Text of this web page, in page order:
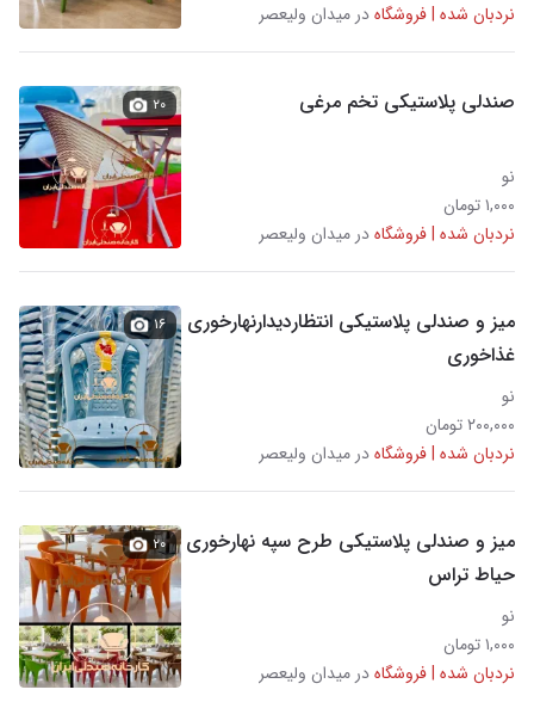
نردبان شده | فروشگاهدر میدان ولیعصر
صندلی پلاستیکی تخم مرغی
نو
۱,۰۰۰ تومان
نردبان شده | فروشگاهدر میدان ولیعصر
۲۰
میز و صندلی پلاستیکی انتظاردیدارنهارخوری
غذاخوری
نو
۲۰۰,۰۰۰ تومان
نردبان شده | فروشگاهدر میدان ولیعصر
۱۶
میز و صندلی پلاستیکی طرح سپه نهارخوری
حیاط تراس
نو
۱,۰۰۰ تومان
نردبان شده | فروشگاهدر میدان ولیعصر
۲۰